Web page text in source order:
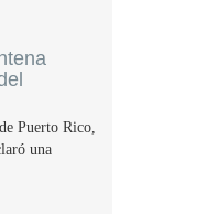
Puerto Rico,
una